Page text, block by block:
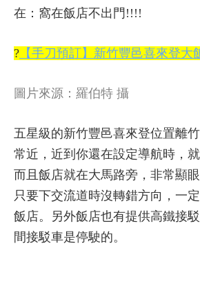
在：窩在飯店不出門!!!!
? 【手刀預訂】新竹豐邑喜來登大
圖片來源：羅伯特 攝
五星級的新竹豐邑喜來登位置離
常近，近到你還在設定導航時，就
而且飯店就在大馬路旁，非常顯
只要下交流道時沒轉錯方向，一
飯店。另外飯店也有提供高鐵接
間接駁車是停駛的。